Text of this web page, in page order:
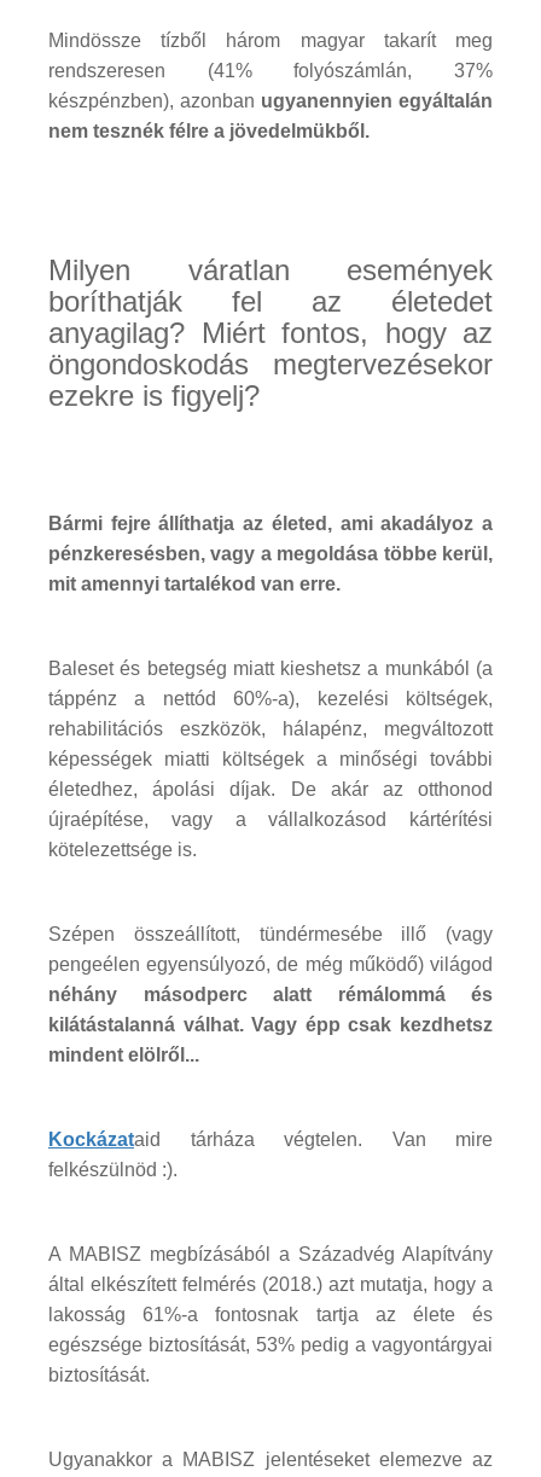
Mindössze tízből három magyar takarít meg
rendszeresen (41% folyószámlán, 37%
készpénzben), azonban ugyanennyien egyáltalán
nem tesznék félre a jövedelmükből.
Milyen váratlan események
boríthatják fel az életedet
anyagilag? Miért fontos, hogy az
öngondoskodás megtervezésekor
ezekre is figyelj?
Bármi fejre állíthatja az életed, ami akadályoz a
pénzkeresésben, vagy a megoldása többe kerül,
mit amennyi tartalékod van erre.
Baleset és betegség miatt kieshetsz a munkából (a
táppénz a nettód 60%-a), kezelési költségek,
rehabilitációs eszközök, hálapénz, megváltozott
képességek miatti költségek a minőségi további
életedhez, ápolási díjak. De akár az otthonod
újraépítése, vagy a vállalkozásod kártérítési
kötelezettsége is.
Szépen összeállított, tündérmesébe illő (vagy
pengeélen egyensúlyozó, de még működő) világod
néhány másodperc alatt rémálommá és
kilátástalanná válhat. Vagy épp csak kezdhetsz
mindent elölről...
Kockázataid tárháza végtelen. Van mire
felkészülnöd :).
A MABISZ megbízásából a Századvég Alapítvány
által elkészített felmérés (2018.) azt mutatja, hogy a
lakosság 61%-a fontosnak tartja az élete és
egészsége biztosítását, 53% pedig a vagyontárgyai
biztosítását.
Ugyanakkor a MABISZ jelentéseket elemezve az